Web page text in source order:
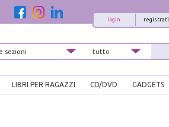
registrati
login
LIBRI PER RAGAZZI CD/DVD GADGETS